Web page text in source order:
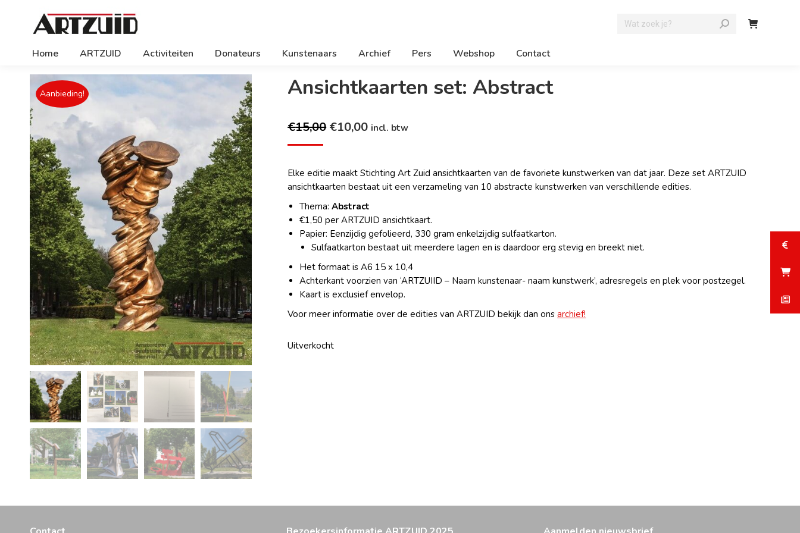
Home ARTZUID Activiteiten Donateurs Kunstenaars Archief Pers Webshop Contact
Aanbieding! Ansichtkaarten set: Abstract
€15,00 Oorspronkelijke
€15,00.
€10,00Huidige
€10,00.
incl. btw
Elke editie maakt Stichting Art Zuid ansichtkaarten van de favoriete kunstwerken van dat jaar. Deze set ARTZUID
ansichtkaarten bestaat uit een verzameling van 10 abstracte kunstwerken van verschillende edities.
Thema:Abstract
€1,50 per ARTZUID ansichtkaart.
Papier: Eenzijdig gefolieerd, 330 gram enkelzijdig sulfaatkarton.
Sulfaatkarton bestaat uit meerdere lagen en is daardoor erg stevig en breekt niet.
Het formaat is A6 15 x 10,4
Achterkant voorzien van ‘ARTZUIID – Naam kunstenaar- naam kunstwerk’, adresregels en plek voor postzegel.
Kaart is exclusief envelop.
Voor meer informatie over de edities van ARTZUID bekijk dan onsarchief!
Uitverkocht